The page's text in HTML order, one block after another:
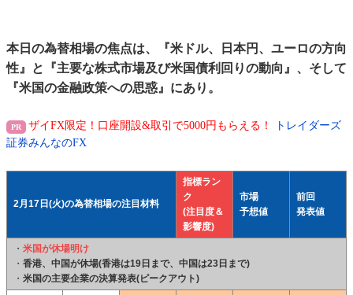
本日の為替相場の焦点は、『米ドル、日本円、ユーロの方向
性』と『主要な株式市場及び米国債利回りの動向』、そして
『米国の金融政策への思惑』にあり。
ザイFX限定！口座開設&取引で5000円もらえる！
トレイダーズ
証券みんなのFX
2月17日(火)の為替相場の注目材料
指標ラン
ク
(注目度＆
影響度)
市場
予想値
前回
発表値
・ 米国が休場明け
・ 香港、中国が休場(香港は19日まで、中国は23日まで)
・ 米国の主要企業の決算発表(ピークアウト)